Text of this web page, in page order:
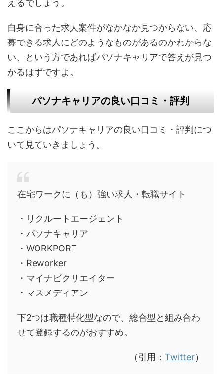
えるでしょう。
自身に合った求人案件がなかなか見つからない、応
募できる求人にどのようなものがあるのかわからな
い、という方であればパソナキャリアで答えが見つ
かるはずですよ。
パソナキャリアの良い口コミ・評判
ここからはパソナキャリアの良い口コミ・評判につ
いて見ていきましょう。
在宅ワークに（も）強い求人・転職サイト
・リクルートエージェント
・パソナキャリア
・WORKPORT
・Reworker
・マイナビクリエイター
・マスメディアン
下2つは職種特化型なので、総合型と組み合わ
せて登録するのがおすすめ。
（引用： Twitter）